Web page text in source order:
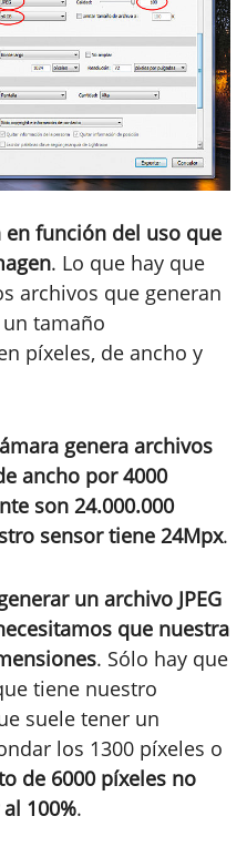
en función del uso que
. Lo que hay que
archivos que generan
tamaño
píxeles, de ancho y
genera archivos
ancho por 4000
son 24.000.000
sensor tiene 24Mpx.
un archivo JPEG
que nuestra
. Sólo hay que
tiene nuestro
suele tener un
los 1300 píxeles o
de 6000 píxeles no
100%.